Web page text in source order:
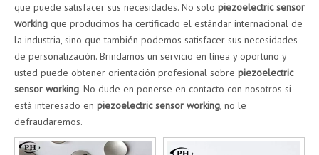
que puede satisfacer sus necesidades. No solo piezoelectric sensor
working que producimos ha certificado el estándar internacional de
la industria, sino que también podemos satisfacer sus necesidades
de personalización. Brindamos un servicio en línea y oportuno y
usted puede obtener orientación profesional sobre piezoelectric
sensor working. No dude en ponerse en contacto con nosotros si
está interesado en piezoelectric sensor working, no le
defraudaremos.